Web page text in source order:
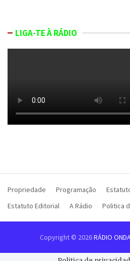
LIGA-TE À RÁDIO
Propriedade Programação
Estatuto Editorial
A Rádio Politica
Copyright © 2026RÁDIO